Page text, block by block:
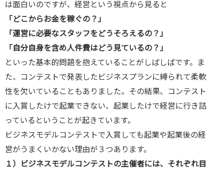
は面白いのですが、経営という視点から見ると
「どこからお金を稼ぐの？」
「運営に必要なスタッフをどうそろえるの？」
「自分自身を含め人件費はどう見ているの？」
といった基本的問題を抱えていることがしばしばです。ま
た、コンテストで発表したビジネスプランに縛られて柔軟
性を欠いていることもありました。その結果、コンテスト
に入賞したけで起業できない、起業したけで経営に行き詰
っているということが起きています。
ビジネスモデルコンテストで入賞しても起業や起業後の経
営がうまくいかない理由が３つあります。
１）ビジネスモデルコンテストの主催者には、それぞれ目